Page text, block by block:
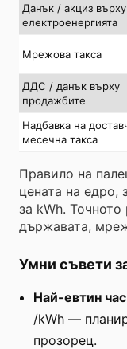
Данък / акциз върху
електроенергията
Мрежова такса
ДДС / данък върху
продажбите
Надбавка на
месечна такса
Правило на
цената на едро,
за kWh. Точното
държавата,
Умни съвети
Най-евтин
/kWh —
прозорец.